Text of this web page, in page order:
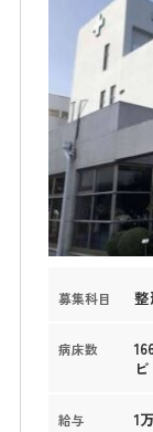
募集科目
病床数
給与 1